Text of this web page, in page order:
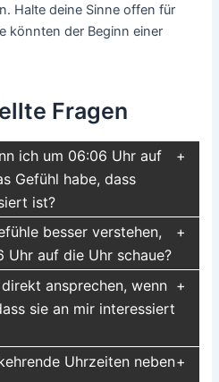
Halte deine Sinne offen für
könnten der Beginn einer
Fragen
ich um 06:06 Uhr auf
Gefühl habe, dass
ist?
besser verstehen,
auf die Uhr schaue?
ansprechen, wenn
sie an mir interessiert
Uhrzeiten neben